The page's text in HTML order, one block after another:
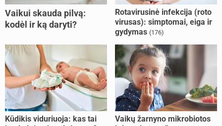
Vaikui skauda pilvą:
kodėl ir ką daryti?
Rotavirusinė infekcija (roto
virusas): simptomai, eiga ir
gydymas (176)
Kūdikis viduriuoja: kas tai
Vaikų žarnyno mikrobiotos